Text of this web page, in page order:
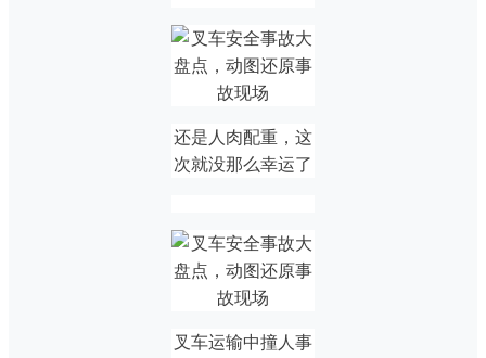
还是人肉配重，这
次就没那么幸运了
叉车运输中撞人事